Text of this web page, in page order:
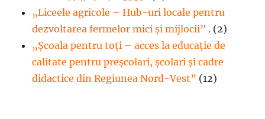
„Liceele agricole – Hub-uri locale pentru
dezvoltarea fermelor mici şi mijlocii” . (2)
„Școala pentru toți – acces la educație de
calitate pentru preșcolari, școlari și cadre
didactice din Regiunea Nord-Vest” (12)